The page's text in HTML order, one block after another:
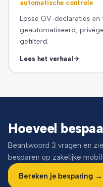
automatische controle
Losse OV-declaraties
geautomatiseerd;
gefilterd.
Lees het verhaal
Hoeveel
Beantwoord 3 vragen en
besparen op zakelijke
Bereken je besparing →